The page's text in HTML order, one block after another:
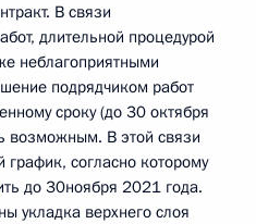
В связи
длительной процедурой
неблагоприятными
подрядчиком работ
сроку (до 30 октября
возможным. В этой связи
график, согласно которому
до 30ноября 2021 года.
укладка верхнего слоя